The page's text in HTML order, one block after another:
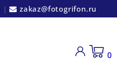
| zakaz@fotogrifon.ru
0